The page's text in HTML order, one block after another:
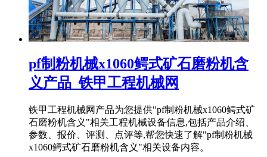
pf制粉机械x1060鳄式矿石磨粉机含
义产品_铁甲工程机械网
铁甲工程机械网产品为您提供"pf制粉机械x1060鳄式矿
石磨粉机含义"相关工程机械设备信息,包括产品介绍、
参数、报价、评测、点评等,帮您快速了解"pf制粉机械
x1060鳄式矿石磨粉机含义"相关设备内容。